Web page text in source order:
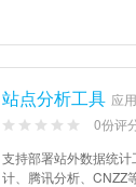
站点分析工具 应用
0份评
支持部署站外数据统
计、腾讯分析、CNZZ